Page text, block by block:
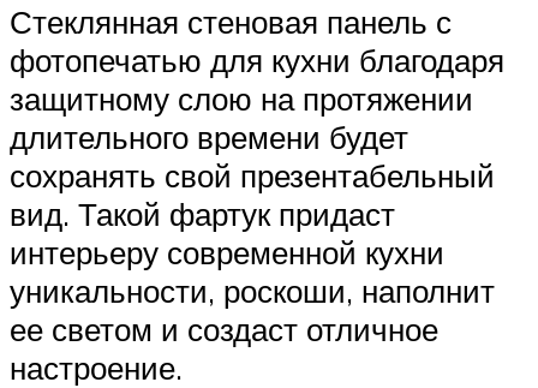
Стеклянная стеновая панель с
фотопечатью для кухни благодаря
защитному слою на протяжении
длительного времени будет
сохранять свой презентабельный
вид. Такой фартук придаст
интерьеру современной кухни
уникальности, роскоши, наполнит
ее светом и создаст отличное
настроение.